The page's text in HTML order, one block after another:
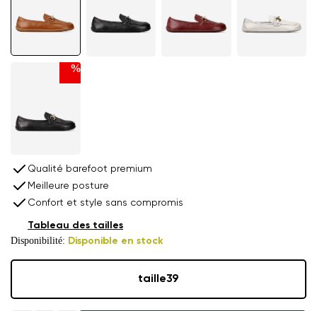
%
Qualité barefoot premium
Meilleure posture
Confort et style sans compromis
Disponibilité: Disponible en stock
Tableau des tailles
taille39